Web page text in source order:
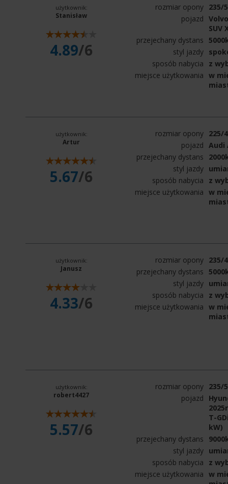
użytkownik:
Stanisław
4.89/6
rozmiar opony 235/
pojazd
SUV
przejechany dystans
styl jazdy
sposób nabycia
z
miejsce użytkowania w
użytkownik:
Artur
5.67/6
rozmiar opony 225/
pojazd Audi
przejechany dystans
styl jazdy
sposób nabycia
z
miejsce użytkowania w
użytkownik:
Janusz
4.33/6
rozmiar opony 235/
przejechany dystans
styl jazdy
sposób nabycia
z
miejsce użytkowania w
użytkownik:
robert4427
5.57/6
rozmiar opony 235/
pojazd
T-
kW)
przejechany dystans
styl jazdy
sposób nabycia
z
miejsce użytkowania w